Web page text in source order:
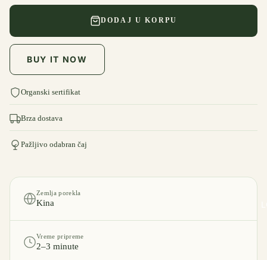
DODAJ U KORPU
BUY IT NOW
Organski sertifikat
Brza dostava
Pažljivo odabran čaj
Zemlja porekla
Kina
Vreme pripreme
2–3 minute